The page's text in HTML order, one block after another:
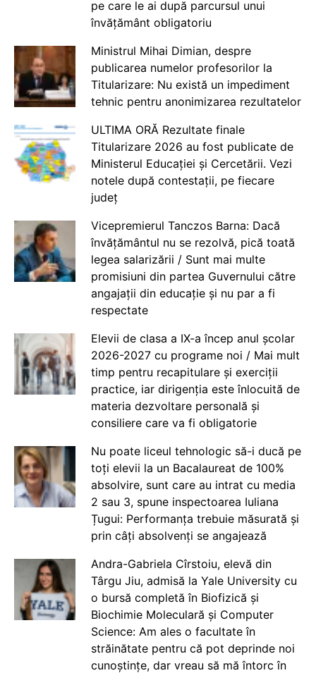
pe care le ai după parcursul unui
învățământ obligatoriu
Ministrul Mihai Dimian, despre
publicarea numelor profesorilor la
Titularizare: Nu există un impediment
tehnic pentru anonimizarea rezultatelor
ULTIMA ORĂ Rezultate finale
Titularizare 2026 au fost publicate de
Ministerul Educației și Cercetării. Vezi
notele după contestații, pe fiecare
județ
Vicepremierul Tanczos Barna: Dacă
învățământul nu se rezolvă, pică toată
legea salarizării / Sunt mai multe
promisiuni din partea Guvernului către
angajații din educație și nu par a fi
respectate
Elevii de clasa a IX-a încep anul școlar
2026-2027 cu programe noi / Mai mult
timp pentru recapitulare și exerciții
practice, iar dirigenția este înlocuită de
materia dezvoltare personală și
consiliere care va fi obligatorie
Nu poate liceul tehnologic să-i ducă pe
toți elevii la un Bacalaureat de 100%
absolvire, sunt care au intrat cu media
2 sau 3, spune inspectoarea Iuliana
Țugui: Performanța trebuie măsurată și
prin câți absolvenți se angajează
Andra-Gabriela Cîrstoiu, elevă din
Târgu Jiu, admisă la Yale University cu
o bursă completă în Biofizică și
Biochimie Moleculară și Computer
Science: Am ales o facultate în
străinătate pentru că pot deprinde noi
cunoștințe, dar vreau să mă întorc în